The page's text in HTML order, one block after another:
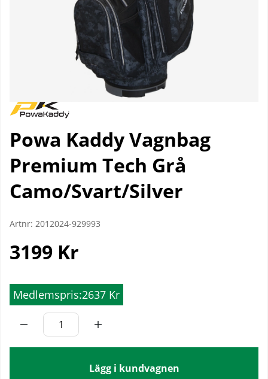
Powa Kaddy Vagnbag
Premium Tech Grå
Camo/Svart/Silver
Artnr: 2012024-929993
3199 Kr
Medlemspris:2637 Kr
Lägg i kundvagnen